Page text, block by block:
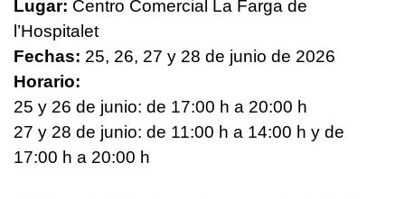
Lugar: Centro Comercial La Farga de
l’Hospitalet
Fechas: 25, 26, 27 y 28 de junio de 2026
Horario:
25 y 26 de junio: de 17:00 h a 20:00 h
27 y 28 de junio: de 11:00 h a 14:00 h y de
17:00 h a 20:00 h